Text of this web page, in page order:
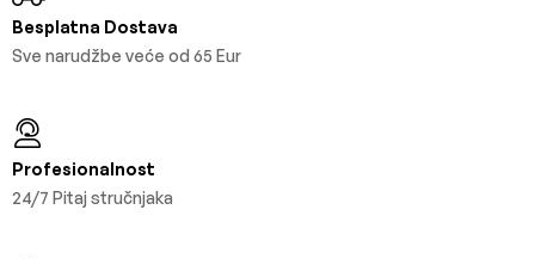
Besplatna Dostava
Sve narudžbe veće od 65 Eur
Profesionalnost
24/7 Pitaj stručnjaka